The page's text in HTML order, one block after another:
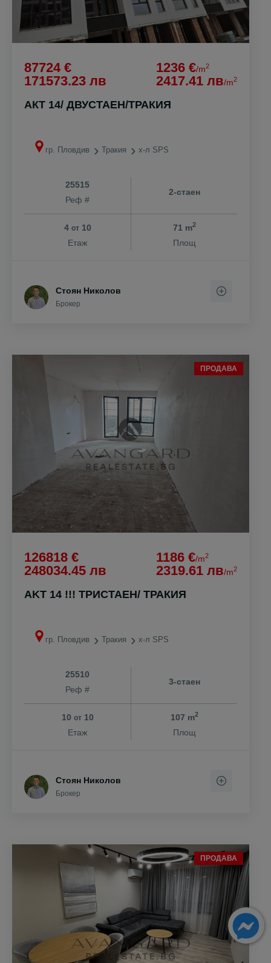
87724 €
171573.23 лв
1236 €/m2
2417.41 лв/m2
АКТ 14/ ДВУСТАЕН/ТРАКИЯ
гр. Пловдив Тракия х-л SPS
25515
Реф #
2-стаен
4 от10
Етаж
71 m2
Площ
Стоян Николов
Брокер
ПРОДАВА
126818 €
248034.45 лв
1186 €/m2
2319.61 лв/m2
AKT 14 !!! ТРИСТАЕН/ ТРАКИЯ
гр. Пловдив Тракия х-л SPS
25510
Реф #
3-стаен
10 от10
Етаж
107 m2
Площ
Стоян Николов
Брокер
ПРОДАВА